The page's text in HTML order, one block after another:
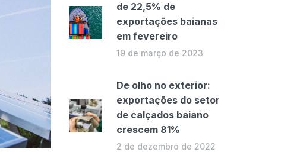
de 22,5% de
exportações baianas
em fevereiro
19 de março de 2023
De olho no exterior:
exportações do setor
de calçados baiano
crescem 81%
2 de dezembro de 2022